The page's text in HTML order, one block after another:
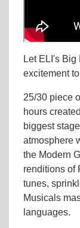
Let ELI's Big
excitement
25/30 piece
hours
biggest
atmosphere
the Modern
renditions of
tunes,
Musicals
languages.